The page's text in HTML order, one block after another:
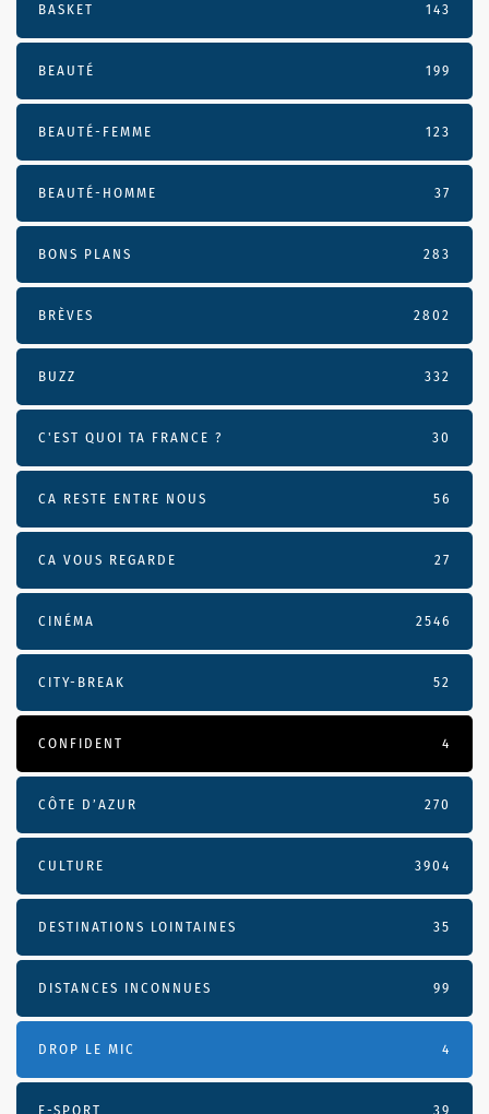
BASKET 143
BEAUTÉ 199
BEAUTÉ-FEMME 123
BEAUTÉ-HOMME 37
BONS PLANS 283
BRÈVES 2802
BUZZ 332
C'EST QUOI TA FRANCE ? 30
CA RESTE ENTRE NOUS 56
CA VOUS REGARDE 27
CINÉMA 2546
CITY-BREAK 52
CONFIDENT 4
CÔTE D’AZUR 270
CULTURE 3904
DESTINATIONS LOINTAINES 35
DISTANCES INCONNUES 99
DROP LE MIC 4
E-SPORT 39